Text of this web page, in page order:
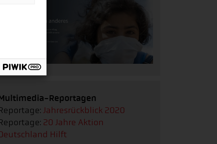
Reportagen
Jahresrückblick 2020
20 Jahre Aktion
Hilft